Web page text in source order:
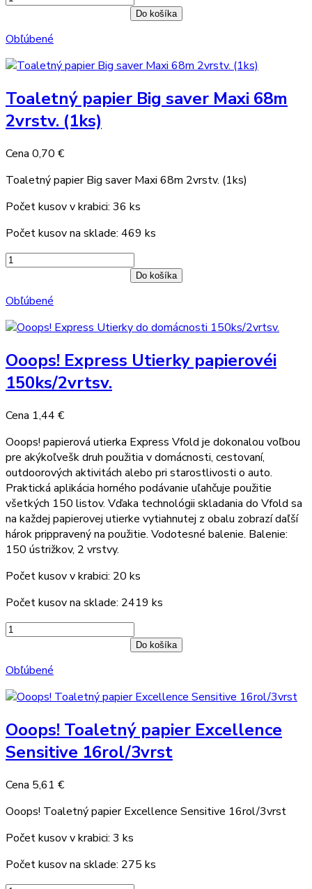
Do košíka
Obľúbené
Toaletný papier Big saver Maxi 68m
2vrstv. (1ks)
Cena 0,70 €
Toaletný papier Big saver Maxi 68m 2vrstv. (1ks)
Počet kusov v krabici: 36 ks
Počet kusov na sklade: 469 ks
Do košíka
Obľúbené
Ooops! Express Utierky papierovéi
150ks/2vrtsv.
Cena 1,44 €
Ooops! papierová utierka Express Vfold je dokonalou voľbou
pre akýkoľvešk druh použitia v domácnosti, cestovaní,
outdoorových aktivitách alebo pri starostlivosti o auto.
Praktická aplikácia horného podávanie uľahčuje použitie
všetkých 150 listov. Vďaka technológii skladania do Vfold sa
na každej papierovej utierke vytiahnutej z obalu zobrazí daľší
hárok prippravený na použitie. Vodotesné balenie. Balenie:
150 ústrižkov, 2 vrstvy.
Počet kusov v krabici: 20 ks
Počet kusov na sklade: 2419 ks
Do košíka
Obľúbené
Ooops! Toaletný papier Excellence
Sensitive 16rol/3vrst
Cena 5,61 €
Ooops! Toaletný papier Excellence Sensitive 16rol/3vrst
Počet kusov v krabici: 3 ks
Počet kusov na sklade: 275 ks